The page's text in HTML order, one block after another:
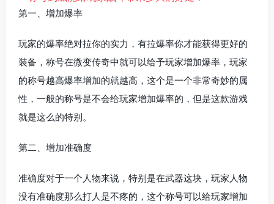
第一、增加爆率
玩家的爆率绝对拉你的实力，有拉爆率你才能获得更好的
装备，称号在微变传奇中就可以给予玩家增加爆率，玩家
的称号越高爆率增加的就越高，这个是一个非常奇妙的属
性，一般的称号是不会给玩家增加爆率的，但是这款游戏
就是这么的特别。
第二、增加准确度
准确度对于一个人物来说，特别是在武器这块，玩家人物
没有准确度那么打人是不疼的，这个称号可以给玩家增加